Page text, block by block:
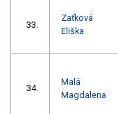
33.
Zaťková
Eliška
34.
Malá
Magdalena